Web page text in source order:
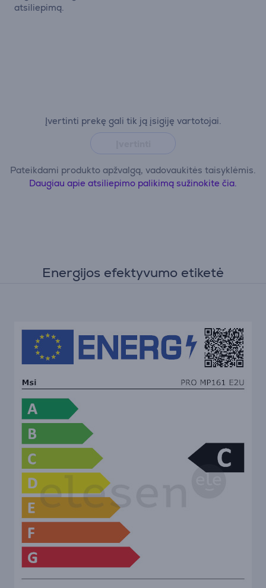
Įvertinti prekę gali tik ją įsigiję vartotojai.
Pateikdami produkto apžvalgą, vadovaukitės taisyklėmis.
Daugiau apie atsiliepimo palikimą sužinokite čia.
atsiliepimą.
Energijos efektyvumo etiketė